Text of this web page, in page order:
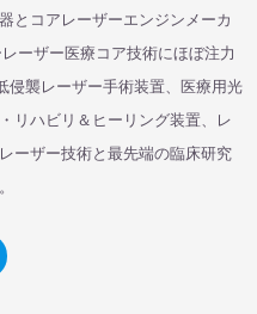
とコアレーザーエンジンメーカ
ーザー医療コア技術にほぼ注力
侵襲レーザー手術装置、医療用光
リハビリ＆ヒーリング装置、レ
ーザー技術と最先端の臨床研究